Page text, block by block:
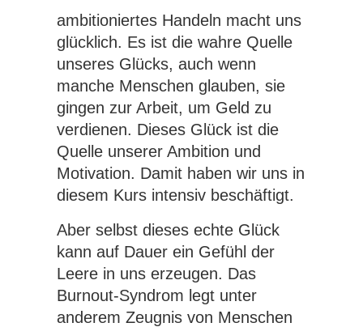
ambitioniertes Handeln macht uns
glücklich. Es ist die wahre Quelle
unseres Glücks, auch wenn
manche Menschen glauben, sie
gingen zur Arbeit, um Geld zu
verdienen. Dieses Glück ist die
Quelle unserer Ambition und
Motivation. Damit haben wir uns in
diesem Kurs intensiv beschäftigt.
Aber selbst dieses echte Glück
kann auf Dauer ein Gefühl der
Leere in uns erzeugen. Das
Burnout-Syndrom legt unter
anderem Zeugnis von Menschen